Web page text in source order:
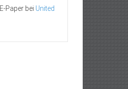
Paper bei United